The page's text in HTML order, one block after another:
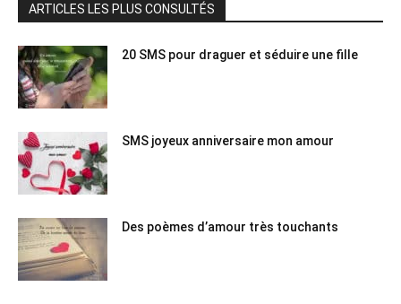
ARTICLES LES PLUS CONSULTÉS
20 SMS pour draguer et séduire une fille
SMS joyeux anniversaire mon amour
Des poèmes d’amour très touchants